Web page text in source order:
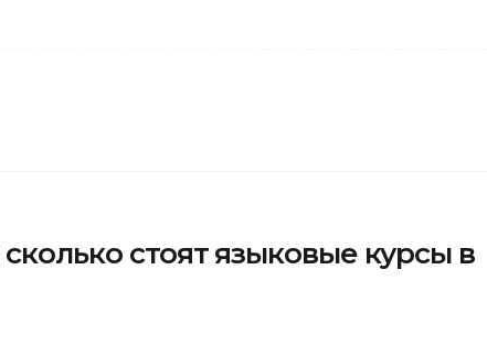
стоят языковые курсы в